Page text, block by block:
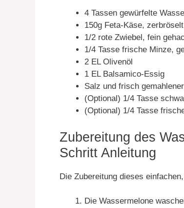
4 Tassen gewürfelte
150g Feta-Käse, zerbröselt
1/2 rote Zwiebel, fein
1/4 Tasse frische Minze,
2 EL Olivenöl
1 EL Balsamico-Essig
Salz und frisch
(Optional) 1/4 Tasse
(Optional) 1/4 Tasse
Zubereitung des
Schritt Anleitung
Die Zubereitung dieses
Die Wassermelone